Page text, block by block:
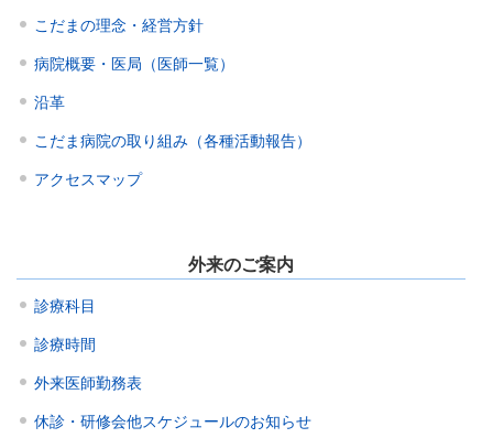
こだまの理念・経営方針
病院概要・医局（医師一覧）
沿革
こだま病院の取り組み（各種活動報告）
アクセスマップ
外来のご案内
診療科目
診療時間
外来医師勤務表
休診・研修会他スケジュールのお知らせ